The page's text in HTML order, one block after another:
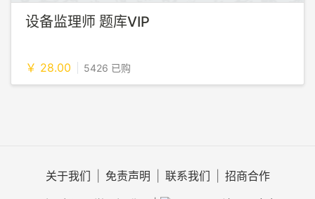
设备监理师 题库VIP
￥ 28.00 5426 已购
关于我们 免责声明 联系我们
招商合作